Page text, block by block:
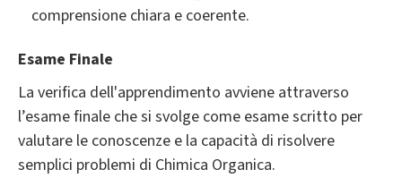
comprensione chiara e coerente.
Esame Finale
La verifica dell'apprendimento avviene attraverso
l’esame finale che si svolge come esame scritto per
valutare le conoscenze e la capacità di risolvere
semplici problemi di Chimica Organica.